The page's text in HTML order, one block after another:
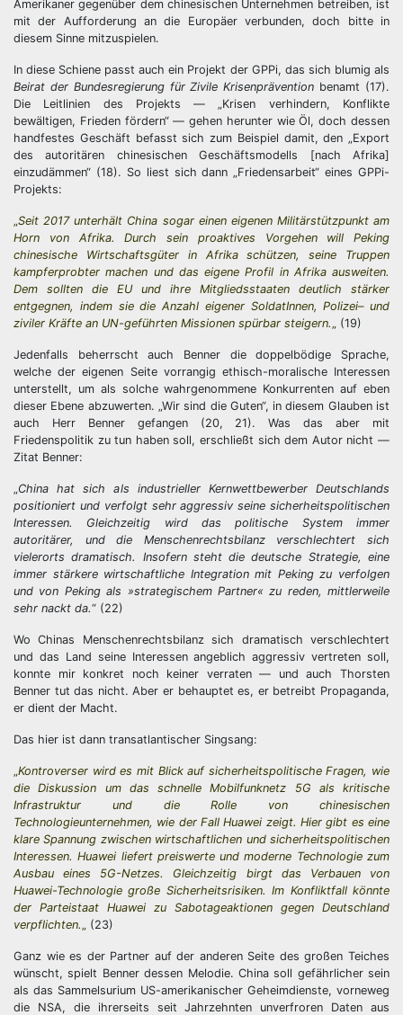
Amerikaner gegenüber dem chinesischen Unternehmen betreiben, ist
mit der Aufforderung an die Europäer verbunden, doch bitte in
diesem Sinne mitzuspielen.
In diese Schiene passt auch ein Projekt der GPPi, das sich blumig als
Beirat der Bundesregierung für Zivile Krisenprävention benamt (17).
Die Leitlinien des Projekts — „Krisen verhindern, Konflikte
bewältigen, Frieden fördern“ — gehen herunter wie Öl, doch dessen
handfestes Geschäft befasst sich zum Beispiel damit, den „Export
des autoritären chinesischen Geschäftsmodells [nach Afrika]
einzudämmen“ (18). So liest sich dann „Friedensarbeit“ eines GPPi-
Projekts:
„Seit 2017 unterhält China sogar einen eigenen Militärstützpunkt am
Horn von Afrika. Durch sein proaktives Vorgehen will Peking
chinesische Wirtschaftsgüter in Afrika schützen, seine Truppen
kampferprobter machen und das eigene Profil in Afrika ausweiten.
Dem sollten die EU und ihre Mitgliedsstaaten deutlich stärker
entgegnen, indem sie die Anzahl eigener SoldatInnen,Polizei– und
ziviler Kräfte an UN-geführten Missionen spürbar steigern. „ (19)
Jedenfalls beherrscht auch Benner die doppelbödige Sprache,
welche der eigenen Seite vorrangig ethisch-moralische Interessen
unterstellt, um als solche wahrgenommene Konkurrenten auf eben
dieser Ebene abzuwerten. „Wir sind die Guten“, in diesem Glauben ist
auch Herr Benner gefangen (20, 21). Was das aber mit
Friedenspolitik zu tun haben soll, erschließt sich dem Autor nicht —
Zitat Benner:
„China hat sich als industrieller Kernwettbewerber Deutschlands
positioniert und verfolgt sehr aggressiv seine sicherheitspolitischen
Interessen. Gleichzeitig wird das politische System immer
autoritärer, und die Menschenrechtsbilanz verschlechtert sich
vielerorts dramatisch. Insofern steht die deutsche Strategie, eine
immer stärkere wirtschaftliche Integration mit Peking zu verfolgen
und von Peking als ​»strategischem Partner« zu reden, mittlerweile
sehr nackt da.“ (22)
Wo Chinas Menschenrechtsbilanz sich dramatisch verschlechtert
und das Land seine Interessen angeblich aggressiv vertreten soll,
konnte mir konkret noch keiner verraten — und auch Thorsten
Benner tut das nicht. Aber er behauptet es, er betreibt Propaganda,
er dient der Macht.
Das hier ist dann transatlantischer Singsang:
„Kontroverser wird es mit Blick auf sicherheitspolitische Fragen, wie
die Diskussion um das schnelle Mobilfunknetz 5G als kritische
Infrastruktur und die Rolle von chinesischen
Technologieunternehmen, wie der Fall Huawei zeigt. Hier gibt es eine
klare Spannung zwischen wirtschaftlichen und sicherheitspolitischen
Interessen. Huawei liefert preiswerte und moderne Technologie zum
Ausbau eines5G-Netzes. Gleichzeitig birgt das Verbauen von
Huawei-Technologie große Sicherheitsrisiken. Im Konfliktfall könnte
der Parteistaat Huawei zu Sabotageaktionen gegen Deutschland
verpflichten. „ (23)
Ganz wie es der Partner auf der anderen Seite des großen Teiches
wünscht, spielt Benner dessen Melodie. China soll gefährlicher sein
als das Sammelsurium US-amerikanischer Geheimdienste, vorneweg
die NSA, die ihrerseits seit Jahrzehnten unverfroren Daten aus